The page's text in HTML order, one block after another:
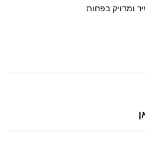
ומדויק בפחות